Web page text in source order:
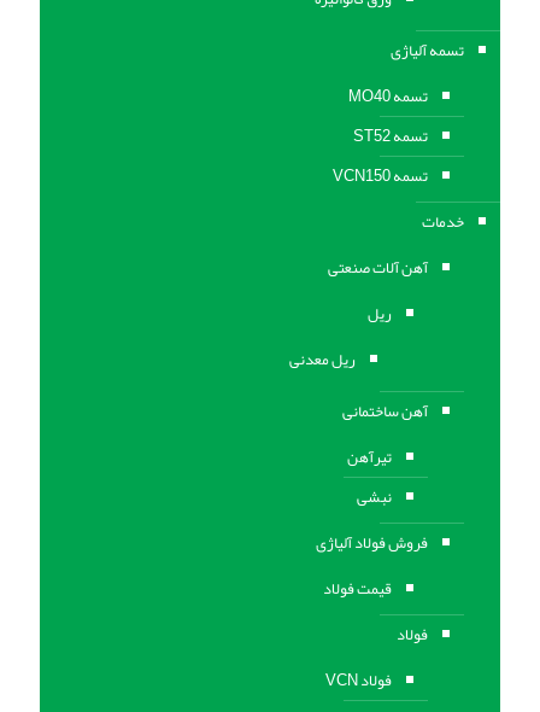
تسمه آلیاژی
تسمه MO40
تسمه ST52
تسمه VCN150
خدمات
آهن آلات صنعتی
ریل
ریل معدنی
آهن ساختمانی
تیرآهن
نبشی
فروش فولاد آلیاژی
قیمت فولاد
فولاد
فولاد VCN